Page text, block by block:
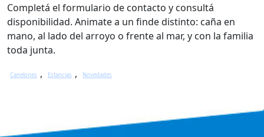
Completá el formulario de contacto y consultá
disponibilidad. Animate a un finde distinto: caña en
mano, al lado del arroyo o frente al mar, y con la familia
toda junta.
Categories
Canelones , Estancias , Novedades